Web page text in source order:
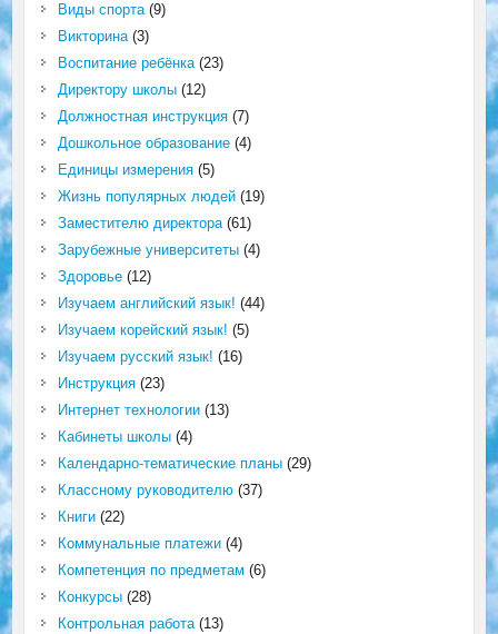
Виды спорта(9)
Викторина(3)
Воспитание ребёнка(23)
Директору школы(12)
Должностная инструкция(7)
Дошкольное образование(4)
Единицы измерения(5)
Жизнь популярных людей(19)
Заместителю директора(61)
Зарубежные университеты(4)
Здоровье(12)
Изучаем английский язык! (44)
Изучаем корейский язык! (5)
Изучаем русский язык! (16)
Инструкция(23)
Интернет технологии(13)
Кабинеты школы(4)
Календарно-тематические планы(29)
Классному руководителю(37)
Книги(22)
Коммунальные платежи(4)
Компетенция по предметам (6)
Конкурсы(28)
Контрольная работа(13)